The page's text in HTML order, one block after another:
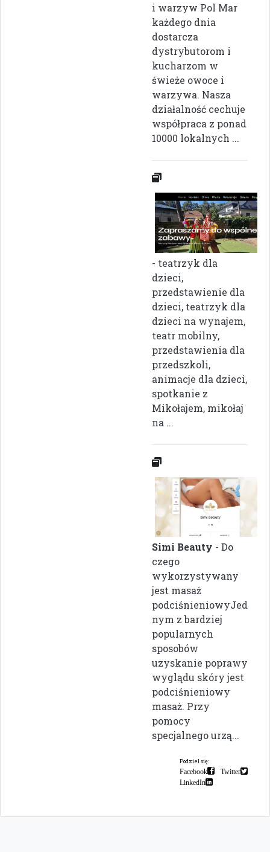
i warzyw Pol Mar
każdego dnia
dostarcza
dystrybutorom i
kucharzom w
świeże owoce i
warzywa. Nasza
działalność cechuje
współpraca z ponad
10000 lokalnych ...
- teatrzyk dla
dzieci,
przedstawienie dla
dzieci, teatrzyk dla
dzieci na wynajem,
teatr mobilny,
przedstawienia dla
przedszkoli,
animacje dla dzieci,
spotkanie z
Mikołajem, mikołaj
na ...
Simi Beauty - Do
czego
wykorzystywany
jest masaż
podciśnieniowyJed
nym z bardziej
popularnych
sposobów
uzyskanie poprawy
wyglądu skóry jest
podciśnieniowy
masaż. Przy
pomocy
specjalnego urzą...
Podziel się:
Facebook
Twitter
LinkedIn